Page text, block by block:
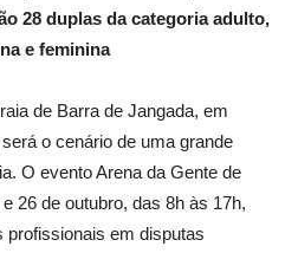
28 duplas da categoria adulto,
e feminina
de Barra de Jangada, em
o cenário de uma grande
O evento Arena da Gente de
26 de outubro, das 8h às 17h,
profissionais em disputas